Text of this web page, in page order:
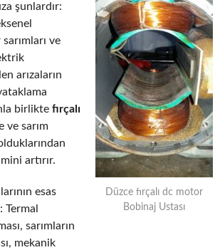
Düzce fırçalı dc motor
Bobinaj Ustası
şunlardır:
ve
arızaların
birlikte fırçalı
ve sarım
artırır.
esas
Termal
sarımların
mekanik